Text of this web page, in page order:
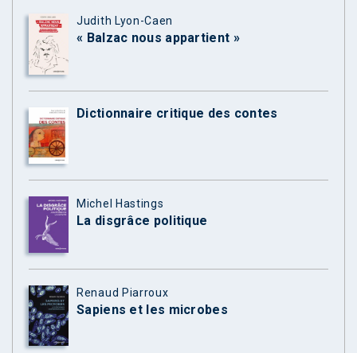
Judith Lyon-Caen
« Balzac nous appartient »
Dictionnaire critique des contes
Michel Hastings
La disgrâce politique
Renaud Piarroux
Sapiens et les microbes